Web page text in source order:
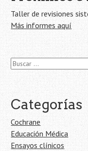
Taller de revisiones
Más informes aquí
Buscar:
Categorías
Cochrane
Educación Médica
Ensayos clínicos